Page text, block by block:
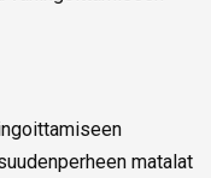
matalat